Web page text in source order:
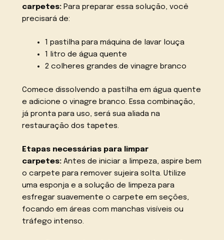
carpetes: Para preparar essa solução, você
precisará de:
1 pastilha para máquina de lavar louça
1 litro de água quente
2 colheres grandes de vinagre branco
Comece dissolvendo a pastilha em água quente
e adicione o vinagre branco. Essa combinação,
já pronta para uso, será sua aliada na
restauração dos tapetes.
Etapas necessárias para limpar
carpetes: Antes de iniciar a limpeza, aspire bem
o carpete para remover sujeira solta. Utilize
uma esponja e a solução de limpeza para
esfregar suavemente o carpete em seções,
focando em áreas com manchas visíveis ou
tráfego intenso.